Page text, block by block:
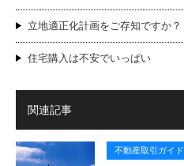
立地適正化計画をご存知ですか？
住宅購入は不安でいっぱい
関連記事
不動産取引ガイド